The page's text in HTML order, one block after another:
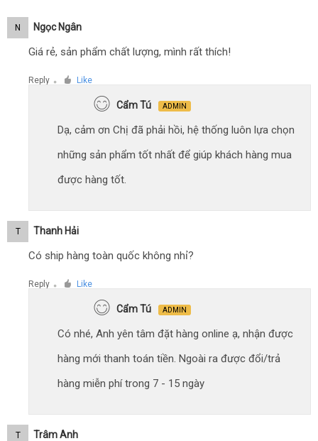
N Ngọc Ngân
Giá rẻ, sản phẩm chất lượng, mình rất thích!
Reply ● Like
Cẩm Tú ADMIN
Dạ, cảm ơn Chị đã phải hồi, hệ thống luôn lựa chọn
những sản phẩm tốt nhất để giúp khách hàng mua
được hàng tốt.
T Thanh Hải
Có ship hàng toàn quốc không nhỉ?
Reply ● Like
Cẩm Tú ADMIN
Có nhé, Anh yên tâm đặt hàng online ạ, nhận được
hàng mới thanh toán tiền. Ngoài ra được đổi/trả
hàng miễn phí trong 7 - 15 ngày
T Trâm Anh